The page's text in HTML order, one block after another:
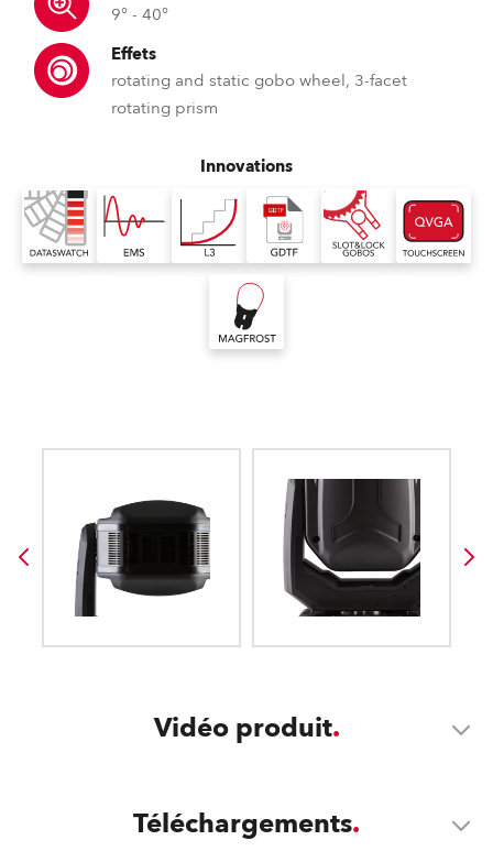
9° - 40°
Effets
rotating and static gobo wheel, 3-facet
rotating prism
Innovations
Vidéo produit
Téléchargements